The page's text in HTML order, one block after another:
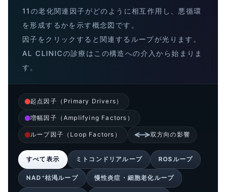
11の老化関連因子がどのように相互作用し、悪循環
を形成するかを示す概念図です。
因子をクリックすると関連するループが光ります。
AL CLINICの診療はこの構造への介入から始まりま
す。
起点因子（Primary Drivers）
増幅因子（Amplifying Factors）
ループ因子（Loop Factors） 双方向の影響
すべて表示 ミトコンドリアループ ROSループ
NAD⁺枯渇ループ 慢性炎症・細胞老化ループ